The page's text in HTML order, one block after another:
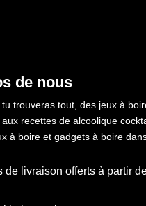
de nous
trouveras tout, des jeux à
recettes de alcoolique
à boire et gadgets à boire
de livraison offerts à partir